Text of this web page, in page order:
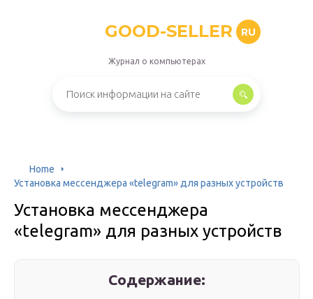
GOOD-SELLER RU
Журнал о компьютерах
Home
Установка мессенджера «telegram» для разных устройств
Установка мессенджера
«telegram» для разных устройств
Содержание: